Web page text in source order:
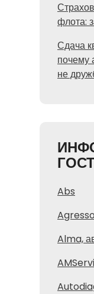
флота:
Сдача
почему
не
Abs
Alma,